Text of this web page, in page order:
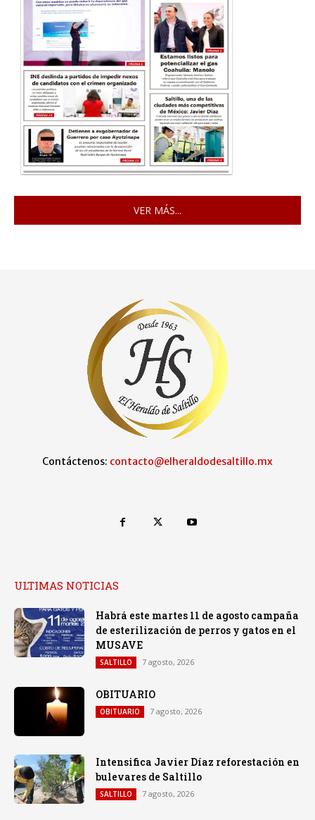
VER MÁS...
Contáctenos: contacto@elheraldodesaltillo.mx
ULTIMAS NOTICIAS
Habrá este martes 11 de agosto campaña
de esterilización de perros y gatos en el
MUSAVE
SALTILLO 7 agosto, 2026
OBITUARIO
OBITUARIO 7 agosto, 2026
Intensifica Javier Díaz reforestación en
bulevares de Saltillo
SALTILLO 7 agosto, 2026